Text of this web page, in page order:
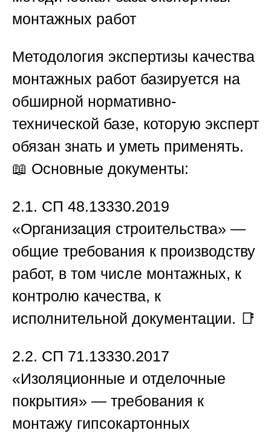
монтажных работ
Методология экспертизы качества
монтажных работ базируется на
обширной нормативно-
технической базе, которую эксперт
обязан знать и уметь применять.
📖 Основные документы:
2.1. СП 48.13330.2019
«Организация строительства» —
общие требования к производству
работ, в том числе монтажных, к
контролю качества, к
исполнительной документации. 📑
2.2. СП 71.13330.2017
«Изоляционные и отделочные
покрытия» — требования к
монтажу гипсокартонных